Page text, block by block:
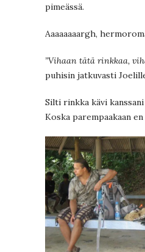
pimeässä.
Aaaaaaaargh,
”Vihaan tätä rinkkaa,
puhisin jatkuvasti
Silti rinkka kävi
Koska parempaakaan